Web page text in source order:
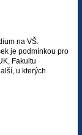
na VŠ.
je podmínkou pro
Fakultu
u kterých